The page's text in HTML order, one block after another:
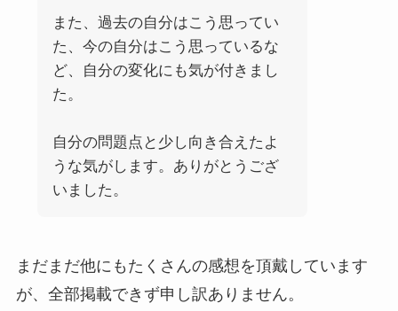
また、過去の自分はこう思ってい
た、今の自分はこう思っているな
ど、自分の変化にも気が付きまし
た。
自分の問題点と少し向き合えたよ
うな気がします。ありがとうござ
いました。
まだまだ他にもたくさんの感想を頂戴しています
が、全部掲載できず申し訳ありません。